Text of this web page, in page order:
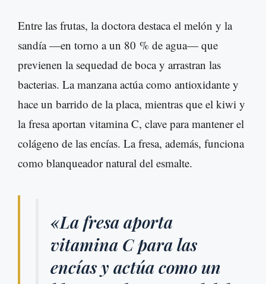
Entre las frutas, la doctora destaca el melón y la
sandía —en torno a un 80 % de agua— que
previenen la sequedad de boca y arrastran las
bacterias. La manzana actúa como antioxidante y
hace un barrido de la placa, mientras que el kiwi y
la fresa aportan vitamina C, clave para mantener el
colágeno de las encías. La fresa, además, funciona
como blanqueador natural del esmalte.
«La fresa aporta
vitamina C para las
encías y actúa como un